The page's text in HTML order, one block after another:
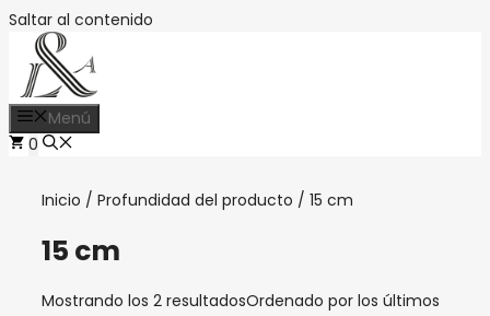
Saltar al contenido
Menú
0
Inicio / Profundidad del producto / 15 cm
15 cm
Mostrando los 2 resultadosOrdenado por los últimos